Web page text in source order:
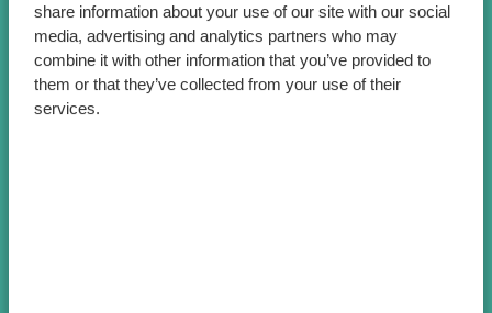
share information about your use of our site with our social
media, advertising and analytics partners who may
combine it with other information that you’ve provided to
them or that they’ve collected from your use of their
services.